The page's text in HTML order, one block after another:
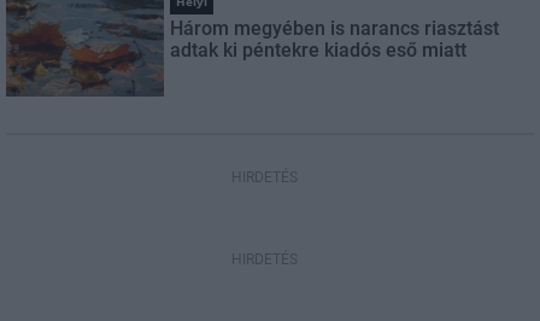
Három megyében is narancs riasztást
adtak ki péntekre kiadós eső miatt
HIRDETÉS
HIRDETÉS